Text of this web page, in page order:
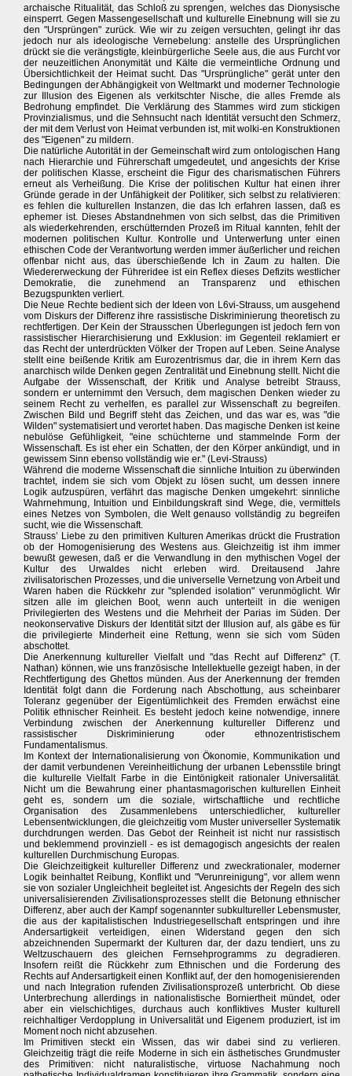
archaische Ritualität, das Schloß zu sprengen, welches das Dionysische
einsperrt. Gegen Massengesellschaft und kulturelle Einebnung will sie zu
den "Ursprüngen" zurück. Wie wir zu zeigen versuchten, gelingt ihr das
jedoch nur als ideologische Vernebelung: anstelle des Ursprünglichen
drückt sie die verängstigte, kleinbürgerliche Seele aus, die aus Furcht vor
der neuzeitlichen Anonymität und Kälte die vermeintliche Ordnung und
Übersichtlichkeit der Heimat sucht. Das "Ursprüngliche" gerät unter den
Bedingungen der Abhängigkeit von Weltmarkt und moderner Technologie
zur Illusion des Eigenen als verkitschter Nische, die alles Fremde als
Bedrohung empfindet. Die Verklärung des Stammes wird zum stickigen
Provinzialismus, und die Sehnsucht nach Identität versucht den Schmerz,
der mit dem Verlust von Heimat verbunden ist, mit wolki-en Konstruktionen
des "Eigenen" zu mildern.
Die natürliche Autorität in der Gemeinschaft wird zum ontologischen Hang
nach Hierarchie und Führerschaft umgedeutet, und angesichts der Krise
der politischen Klasse, erscheint die Figur des charismatischen Führers
erneut als Verheißung. Die Krise der politischen Kultur hat einen ihrer
Gründe gerade in der Unfähigkeit der Politiker, sich selbst zu relativieren:
es fehlen die kulturellen Instanzen, die das Ich erfahren lassen, daß es
ephemer ist. Dieses Abstandnehmen von sich selbst, das die Primitiven
als wiederkehrenden, erschütternden Prozeß im Ritual kannten, fehlt der
modernen politischen Kultur. Kontrolle und Unterwerfung unter einen
ethischen Code der Verantwortung werden immer äußerlicher und reichen
offenbar nicht aus, das überschießende Ich in Zaum zu halten. Die
Wiedererweckung der Führeridee ist ein Reflex dieses Defizits westlicher
Demokratie, die zunehmend an Transparenz und ethischen
Bezugspunkten verliert.
Die Neue Rechte bedient sich der Ideen von L6vi-Strauss, um ausgehend
vom Diskurs der Differenz ihre rassistische Diskriminierung theoretisch zu
rechtfertigen. Der Kein der Strausschen Überlegungen ist jedoch fern von
rassistischer Hierarchisierung und Exklusion: im Gegenteil reklamiert er
das Recht der unterdrückten Völker der Tropen auf Leben. Seine Analyse
stellt eine beißende Kritik am Eurozentrismus dar, die in ihrem Kern das
anarchisch wilde Denken gegen Zentralität und Einebnung stellt. Nicht die
Aufgabe der Wissenschaft, der Kritik und Analyse betreibt Strauss,
sondern er unternimmt den Versuch, dem magischen Denken wieder zu
seinem Recht zu verhelfen, es parallel zur Wissenschaft zu begreifen.
Zwischen Bild und Begriff steht das Zeichen, und das war es, was "die
Wilden" systematisiert und verortet haben. Das magische Denken ist keine
nebulöse Gefühligkeit, "eine schüchterne und stammelnde Form der
Wissenschaft. Es ist eher ein Schatten, der den Körper ankündigt, und in
gewissem Sinn ebenso vollständig wie er." (Levi-Strauss)
Während die moderne Wissenschaft die sinnliche Intuition zu überwinden
trachtet, indem sie sich vom Objekt zu lösen sucht, um dessen innere
Logik aufzuspüren, verfährt das magische Denken umgekehrt: sinnliche
Wahrnehmung, Intuition und Einbildungskraft sind Wege, die, vermittels
eines Netzes von Symbolen, die Welt genauso vollständig zu begreifen
sucht, wie die Wissenschaft.
Strauss’ Liebe zu den primitiven Kulturen Amerikas drückt die Frustration
ob der Homogenisierung des Westens aus. Gleichzeitig ist ihm immer
bewußt gewesen, daß er die Verwandlung in den mythischen Vogel der
Kultur des Urwaldes nicht erleben wird. Dreitausend Jahre
zivilisatorischen Prozesses, und die universelle Vernetzung von Arbeit und
Waren haben die Rückkehr zur "splended isolation" verunmöglicht. Wir
sitzen alle im gleichen Boot, wenn auch unterteilt in die wenigen
Privilegierten des Westens und die Mehrheit der Parias im Süden. Der
neokonservative Diskurs der Identität sitzt der Illusion auf, als gäbe es für
die privilegierte Minderheit eine Rettung, wenn sie sich vom Süden
abschottet.
Die Anerkennung kultureller Vielfalt und "das Recht auf Differenz" (T.
Nathan) können, wie uns französische Intellektuelle gezeigt haben, in der
Rechtfertigung des Ghettos münden. Aus der Anerkennung der fremden
Identität folgt dann die Forderung nach Abschottung, aus scheinbarer
Toleranz gegenüber der Eigentümlichkeit des Fremden erwächst eine
Politik ethnischer Reinheit. Es besteht jedoch keine notwendige, innere
Verbindung zwischen der Anerkennung kultureller Differenz und
rassistischer Diskriminierung oder ethnozentristischem
Fundamentalismus.
Im Kontext der Internationalisierung von Ökonomie, Kommunikation und
der damit verbundenen Vereinheitlichung der urbanen Lebensstile bringt
die kulturelle Vielfalt Farbe in die Eintönigkeit rationaler Universalität.
Nicht um die Bewahrung einer phantasmagorischen kulturellen Einheit
geht es, sondern um die soziale, wirtschaftliche und rechtliche
Organisation des Zusammenlebens unterschiedlicher, kultureller
Lebensentwicklungen, die gleichzeitig vom Muster universeller Systematik
durchdrungen werden. Das Gebot der Reinheit ist nicht nur rassistisch
und beklemmend provinziell - es ist demagogisch angesichts der realen
kulturellen Durchmischung Europas.
Die Gleichzeitigkeit kultureller Differenz und zweckrationaler, moderner
Logik beinhaltet Reibung, Konflikt und "Verunreinigung", vor allem wenn
sie von sozialer Ungleichheit begleitet ist. Angesichts der Regeln des sich
universalisierenden Zivilisationsprozesses stellt die Betonung ethnischer
Differenz, aber auch der Kampf sogenannter subkultureller Lebensmuster,
die aus der kapitalistischen Industriegesellschaft entspringen und ihre
Andersartigkeit verteidigen, einen Widerstand gegen den sich
abzeichnenden Supermarkt der Kulturen dar, der dazu tendiert, uns zu
Weltzuschauern des gleichen Fernsehprogramms zu degradieren.
Insofern reißt die Rückkehr zum Ethnischen und die Forderung des
Rechts auf Andersartigkeit einen Konflikt auf, der den homogenisierenden
und nach Integration rufenden Zivilisationsprozeß unterbricht. Ob diese
Unterbrechung allerdings in nationalistische Borniertheit mündet, oder
aber ein vielschichtiges, durchaus auch konfliktives Muster kulturell
reichhaltiger Verdopplung in Universalität und Eigenem produziert, ist im
Moment noch nicht abzusehen.
Im Primitiven steckt ein Wissen, das wir dabei sind zu verlieren.
Gleichzeitig trägt die reife Moderne in sich ein ästhetisches Grundmuster
des Primitiven: nicht naturalistische, virtuose Nachahmung noch